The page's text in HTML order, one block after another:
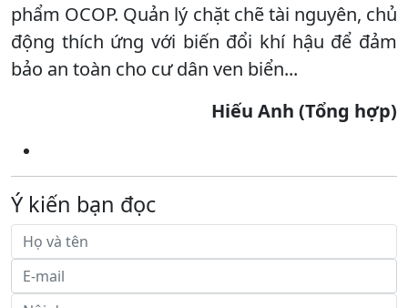
phẩm OCOP. Quản lý chặt chẽ tài nguyên, chủ
động thích ứng với biến đổi khí hậu để đảm
bảo an toàn cho cư dân ven biển...
Hiếu Anh (Tổng hợp)
Ý kiến bạn đọc